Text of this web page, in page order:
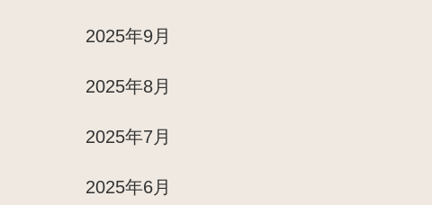
2025年9月
2025年8月
2025年7月
2025年6月